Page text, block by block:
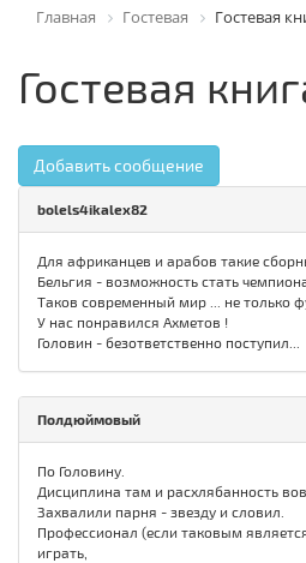
Главная Гостевая Гостевая
Гостевая
Добавить сообщение
bolels4ikalex82
Для африканцев и арабов такие
Бельгия - возможность стать
Таков современный мир ... не только
У нас понравился Ахметов !
Головин - безответственно поступил...
Полдюймовый
По Головину.
Дисциплина там и расхлябанность
Захвалили парня - звезду и словил.
Профессионал (если таковым
играть,